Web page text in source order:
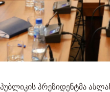
პრეზიდენტმა